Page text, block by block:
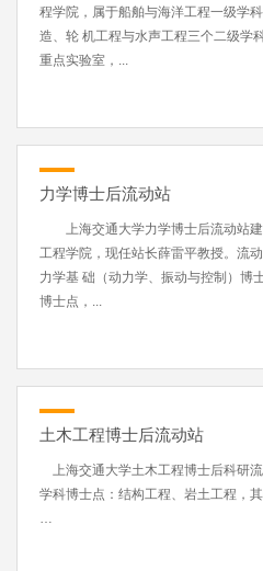
程学院，属于船舶与海洋工程一级学
造、轮 机工程与水声工程三个二级学
重点实验室，...
力学博士后流动站
上海交通大学力学博士后流动站建
工程学院，现任站长薛雷平教授。流
力学基 础（动力学、振动与控制）博
博士点，...
土木工程博士后流动站
上海交通大学土木工程博士后科研
学科博士点：结构工程、岩土工程，
…